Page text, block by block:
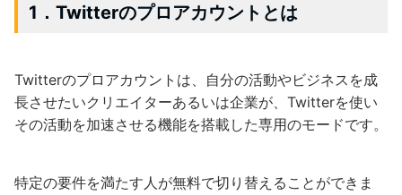
1．Twitterのプロアカウントとは
Twitterのプロアカウントは、自分の活動やビジネスを成
長させたいクリエイターあるいは企業が、Twitterを使い
その活動を加速させる機能を搭載した専用のモードです。
特定の要件を満たす人が無料で切り替えることができま